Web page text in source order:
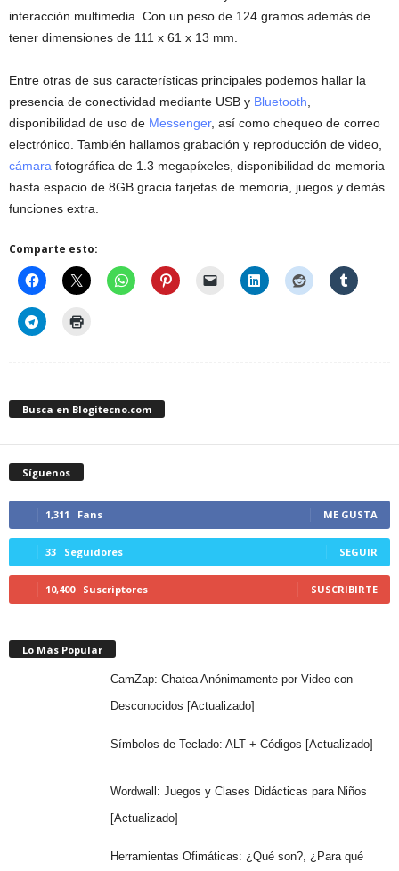
interacción multimedia. Con un peso de 124 gramos además de
tener dimensiones de 111 x 61 x 13 mm.
Entre otras de sus características principales podemos hallar la
presencia de conectividad mediante USB y Bluetooth,
disponibilidad de uso de Messenger, así como chequeo de correo
electrónico. También hallamos grabación y reproducción de video,
cámara fotográfica de 1.3 megapíxeles, disponibilidad de memoria
hasta espacio de 8GB gracia tarjetas de memoria, juegos y demás
funciones extra.
Comparte esto:
Busca en Blogitecno.com
Síguenos
1,311 Fans ME GUSTA
33 Seguidores SEGUIR
10,400 Suscriptores SUSCRIBIRTE
Lo Más Popular
CamZap: Chatea Anónimamente por Video con
Desconocidos [Actualizado]
Símbolos de Teclado: ALT + Códigos [Actualizado]
Wordwall: Juegos y Clases Didácticas para Niños
[Actualizado]
Herramientas Ofimáticas: ¿Qué son?, ¿Para qué